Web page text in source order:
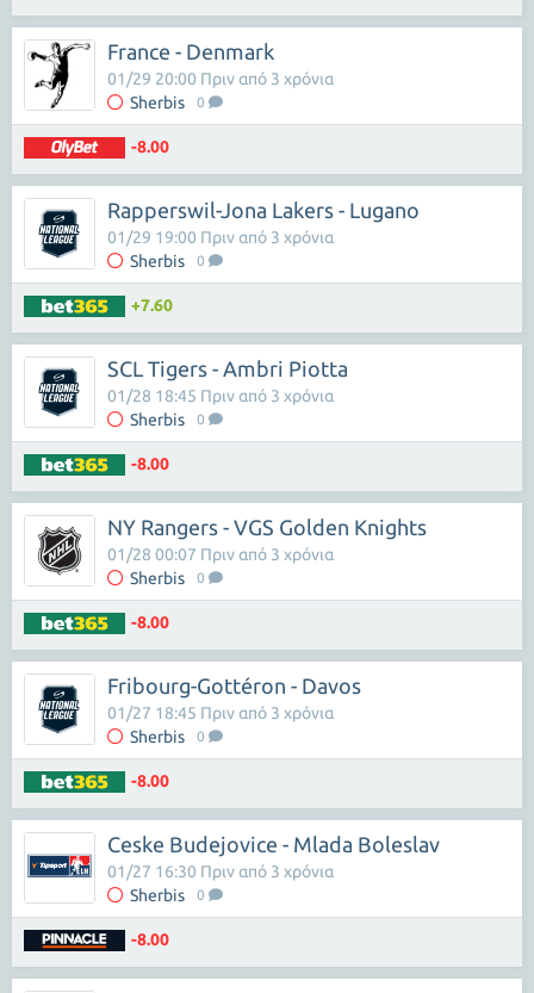
France - Denmark
Sherbis 0
01/29 20:00 Πριν από 3 χρόνια
-8.00
Rapperswil-Jona Lakers - Lugano
Sherbis 0
01/29 19:00 Πριν από 3 χρόνια
+7.60
SCL Tigers - Ambri Piotta
Sherbis 0
01/28 18:45 Πριν από 3 χρόνια
-8.00
NY Rangers - VGS Golden Knights
Sherbis 0
01/28 00:07 Πριν από 3 χρόνια
-8.00
Fribourg-Gottéron - Davos
Sherbis 0
01/27 18:45 Πριν από 3 χρόνια
-8.00
Ceske Budejovice - Mlada Boleslav
Sherbis 0
01/27 16:30 Πριν από 3 χρόνια
-8.00